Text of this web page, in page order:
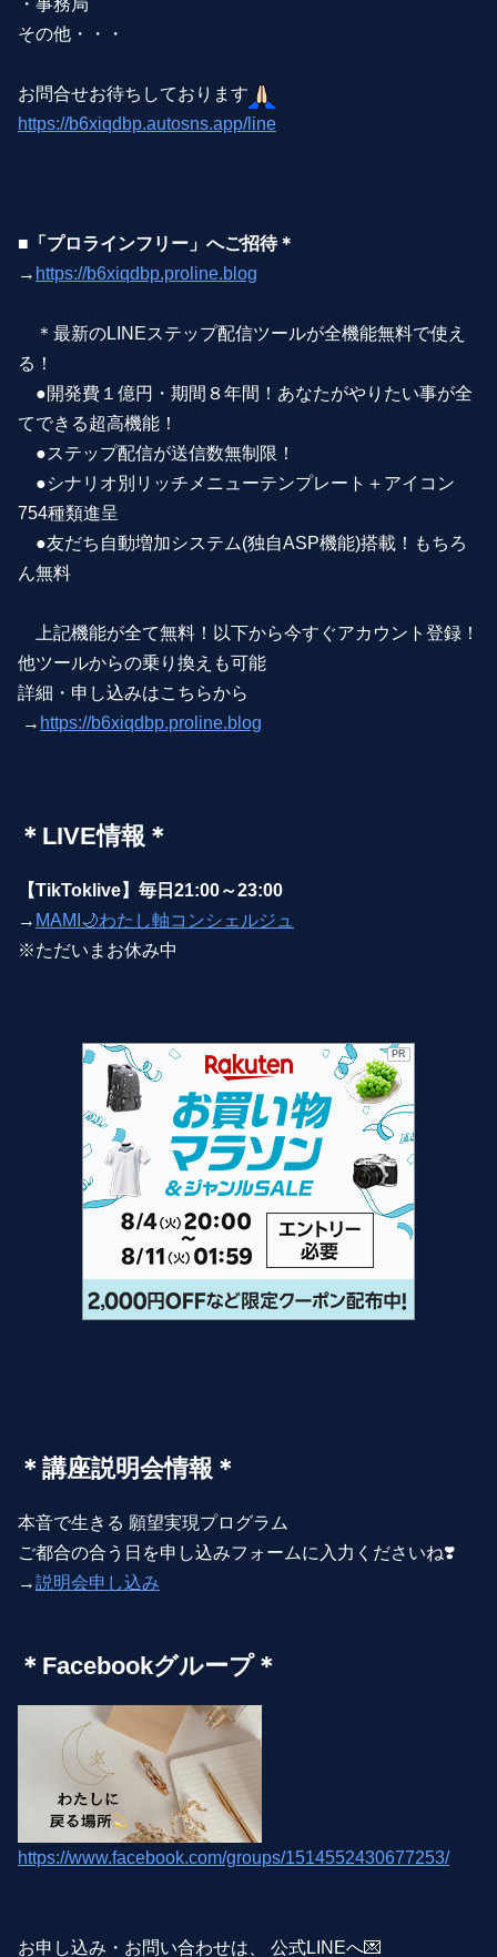
・事務局
その他・・・
お問合せお待ちしております
https://b6xiqdbp.autosns.app/line
■「プロラインフリー」へご招待＊
→ https://b6xiqdbp.proline.blog
＊最新のLINEステップ配信ツールが全機能無料で使え
る！
●開発費１億円・期間８年間！あなたがやりたい事が全
てできる超高機能！
●ステップ配信が送信数無制限！
●シナリオ別リッチメニューテンプレート＋アイコン
754種類進呈
●友だち自動増加システム(独自ASP機能)搭載！もちろ
ん無料
上記機能が全て無料！以下から今すぐアカウント登録！
他ツールからの乗り換えも可能
詳細・申し込みはこちらから
→ https://b6xiqdbp.proline.blog
＊LIVE情報＊
【TikToklive】毎日21:00～23:00
→ MAMI🌙わたし軸コンシェルジュ
※ただいまお休み中
PR
＊講座説明会情報＊
本音で生きる 願望実現プログラム
ご都合の合う日を申し込みフォームに入力くださいね❣️
→説明会申し込み
＊Facebookグループ＊
https://www.facebook.com/groups/1514552430677253/
お申し込み・お問い合わせは、 公式LINEへ💌